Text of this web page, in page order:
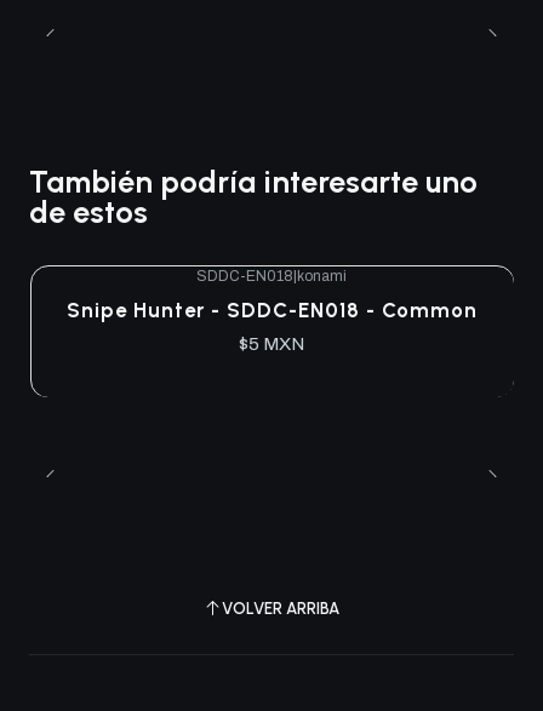
También podría interesarte uno
de estos
SDDC-EN018 konami
Snipe Hunter - SDDC-EN018 - Common
$5 MXN
VOLVER ARRIBA